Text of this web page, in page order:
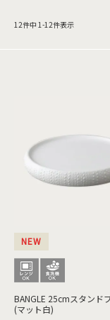
12件中 1 -12件表示
NEW
BANGLE 25cmスタンド
(マット白)